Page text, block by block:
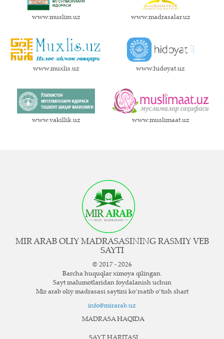
MIR ARAB OLIY MADRASASINING RASMIY VEB
SAYTI
© 2017 - 2026
Barcha huquqlar ximoya qilingan.
Sayt ma`lumotlaridan foydalanish uchun
Mir arab oliy madrasasi saytini ko‘rsatib o‘tish shart
info@mirarab.uz